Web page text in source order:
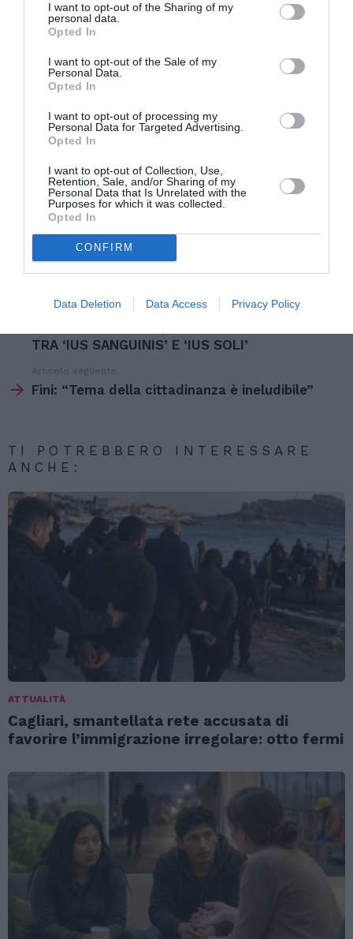
I want to opt-out of the Sharing of my
personal data.
Opted In
I want to opt-out of the Sale of my
Personal Data.
Opted In
I want to opt-out of processing my
Personal Data for Targeted Advertising.
Opted In
I want to opt-out of Collection, Use,
Retention, Sale, and/or Sharing of my
Personal Data that Is Unrelated with the
Purposes for which it was collected.
Opted In
CONFIRM
Data Deletion Data Access Privacy Policy
dell’immigrazione sono difficili e per questo
avvenuto, in Europa, ci sono stati effetti
devastanti”. Secondo l’esponente del Pd “si puo’
sperare in una stagione nuova ma sulla base di
regole europee. Non possiamo affidarci ad una
competizione tra modelli nazionali, ci vuole una
assunzione di responsabilita’ europea e alcune
regole comuni”.
Articolo precedente
TRA ‘IUS SANGUINIS’ E ‘IUS SOLI’
Articolo seguente
Fini: “Tema della cittadinanza è ineludibile”
TI POTREBBERO INTERESSARE
ANCHE:
ATTUALITÀ
Cagliari, smantellata rete accusata di
favorire l’immigrazione irregolare: otto fermi